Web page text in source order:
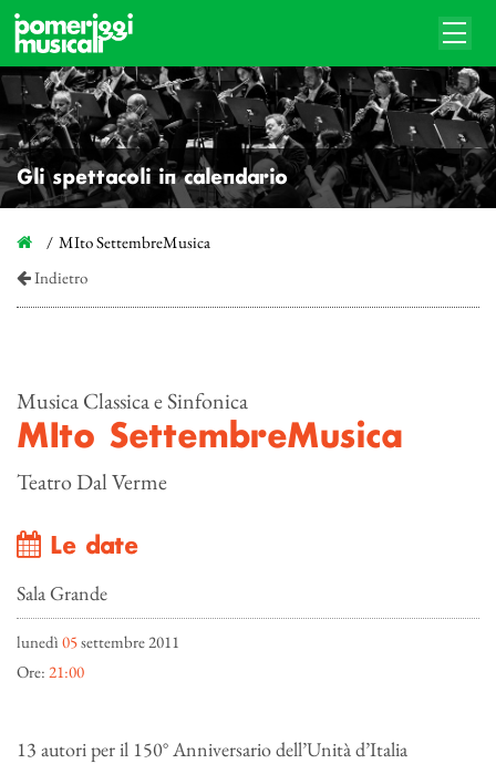
Gli spettacoli in calendario
MIto SettembreMusica
Indietro
Musica Classica e Sinfonica
MIto SettembreMusica
Teatro Dal Verme
Le date
Sala Grande
lunedì 05settembre 2011
Ore: 21:00
13 autori per il 150° Anniversario dell’Unità d’Italia